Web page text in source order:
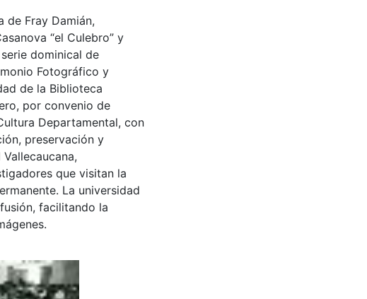
de Fray Damián,
“el Culebro” y
dominical de
Fotográfico y
de la Biblioteca
por convenio de
Departamental, con
preservación y
que visitan la
La universidad
facilitando la